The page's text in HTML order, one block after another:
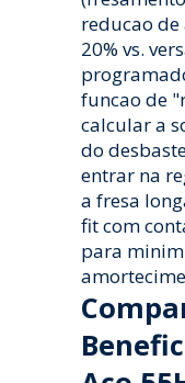
reducao de
20% vs.
funcao de
calcular a
do
entrar na
a fresa
fit com
para